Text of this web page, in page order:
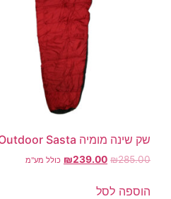
שק שינה מומיה Outdoor Sasta
₪285.00
₪239.00 כולל מע"מ
הוספה לסל